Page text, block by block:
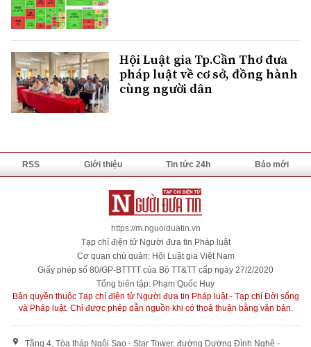
Hội Luật gia Tp.Cần Thơ đưa
pháp luật về cơ sở, đồng hành
cùng người dân
RSS Giới thiệu Tin tức 24h Báo mới
https://m.nguoiduatin.vn
Tạp chí điện tử Người đưa tin Pháp luật
Cơ quan chủ quản: Hội Luật gia Việt Nam
Giấy phép số 80/GP-BTTTT của Bộ TT&TT cấp ngày 27/2/2020
Tổng biên tập: Phạm Quốc Huy
Bản quyền thuộc Tạp chí điện tử Người đưa tin Pháp luật - Tạp chí Đời sống
và Pháp luật. Chỉ được phép dẫn nguồn khi có thoả thuận bằng văn bản.
Tầng 4, Tòa tháp Ngôi Sao - Star Tower, đường Dương Đình Nghệ -